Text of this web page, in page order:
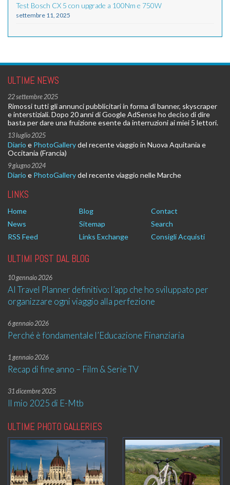
Test Bosch CX 5 con upgrade a 100Nm e 750W
settembre 11, 2025
ULTIME NEWS
22 settembre 2025
Rimossi tutti gli annunci pubblicitari in forma di banner, skyscraper
e interstiziali. Dopo 20 anni di Google AdSense ho deciso di dire
basta per dare una fruizione esente da interruzioni ai miei 5 lettori.
13 luglio 2025
Diario e PhotoGallerydel recente viaggio in Nuova Aquitania e
Occitania (Francia)
9 giugno 2024
Diario e PhotoGallerydel recente viaggio nelle Marche
LINKS
Home Blog
Contact
News
Sitemap
Search
RSS Feed
Links Exchange Consigli Acquisti
ULTIMI POST DAL BLOG
10 gennaio 2026
AI Travel Planner definitivo: l’app che ho sviluppato per
organizzare ogni viaggio alla perfezione
6 gennaio 2026
Perché è fondamentale l’Educazione Finanziaria
1 gennaio 2026
Recap di fine anno – Film & Serie TV
31 dicembre 2025
Il mio 2025 di E-Mtb
ULTIME PHOTO GALLERIES